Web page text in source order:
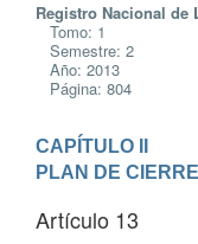
Registro Nacional de
Tomo: 1
Semestre: 2
Año: 2013
Página: 804
CAPÍTULO II
PLAN DE
Artículo 13